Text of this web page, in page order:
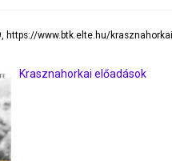
https://www.btk.elte.hu/
Krasznahorkai előadások